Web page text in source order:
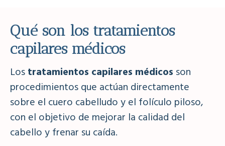
Qué son los tratamientos
capilares médicos
Lostratamientos capilares médicosson
procedimientos que actúan directamente
sobre el cuero cabelludo y el folículo piloso,
con el objetivo de mejorar la calidad del
cabello y frenar su caída.